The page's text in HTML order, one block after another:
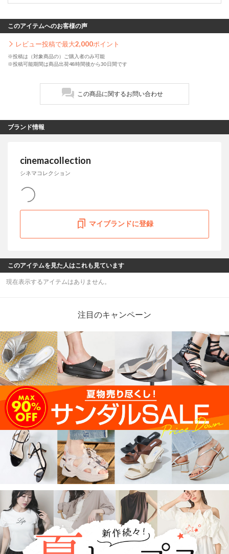
このアイテムへのお客様の声
レビュー投稿で最大2,000ポイント
※投稿は（対象商品の）ご購入者のみ可能
※投稿可能期間は商品出荷48時間後から30日間です
この商品に関するお問い合わせ
ブランド情報
cinemacollection
シネマコレクション
マイブランドに登録
このアイテムを見た人はこれも見ています
現在表示するアイテムはありません。
注目のキャンペーン